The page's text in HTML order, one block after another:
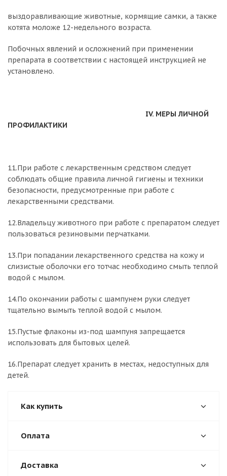
выздоравливающие животные, кормящие самки, а также
котята моложе 12-недельного возраста.
Побочных явлений и осложнений при применении
препарата в соответствии с настоящей инструкцией не
установлено.
IV. МЕРЫ ЛИЧНОЙ
ПРОФИЛАКТИКИ
11.При работе с лекарственным средством следует
соблюдать общие правила личной гигиены и техники
безопасности, предусмотренные при работе с
лекарственными средствами.
12.Владельцу животного при работе с препаратом следует
пользоваться резиновыми перчатками.
13.При попадании лекарственного средства на кожу и
слизистые оболочки его тотчас необходимо смыть теплой
водой с мылом.
14.По окончании работы с шампунем руки следует
тщательно вымыть теплой водой с мылом.
15.Пустые флаконы из-под шампуня запрещается
использовать для бытовых целей.
16.Препарат следует хранить в местах, недоступных для
детей.
Как купить
Оплата
Доставка